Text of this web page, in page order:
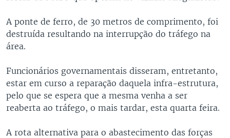
A ponte de ferro, de 30 metros de comprimento, foi
destruída resultando na interrupção do tráfego na
área.
Funcionários governamentais disseram, entretanto,
estar em curso a reparação daquela infra-estrutura,
pelo que se espera que a mesma venha a ser
reaberta ao tráfego, o mais tardar, esta quarta feira.
A rota alternativa para o abastecimento das forças